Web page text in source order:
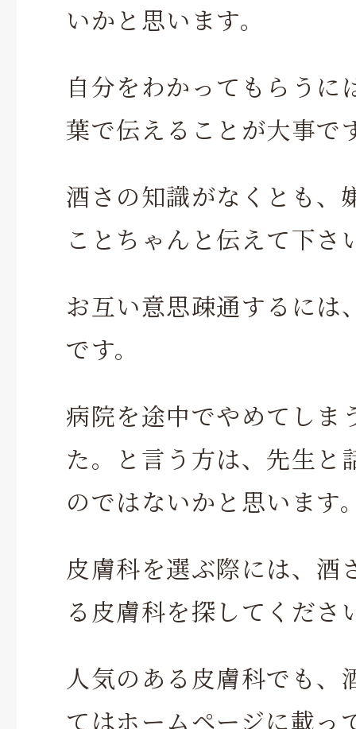
いかと思います。
自分をわかってもらうに
葉で伝えることが大事で
酒さの知識がなくとも、
ことちゃんと伝えて下さ
お互い意思疎通するには
です。
病院を途中でやめてしま
た。と言う方は、先生と
のではないかと思います
皮膚科を選ぶ際には、酒
る皮膚科を探してくださ
人気のある皮膚科でも、
てはホームページに載っ